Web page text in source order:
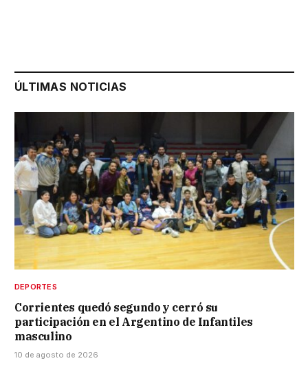
ÚLTIMAS NOTICIAS
DEPORTES
Corrientes quedó segundo y cerró su
participación en el Argentino de Infantiles
masculino
10 de agosto de 2026